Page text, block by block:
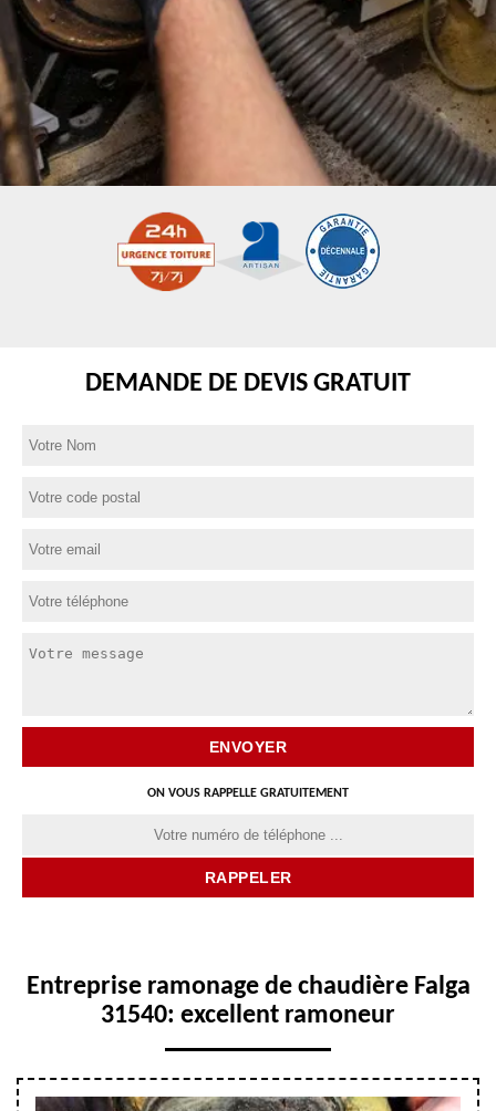
DEMANDE DE DEVIS GRATUIT
ON VOUS RAPPELLE GRATUITEMENT
Entreprise ramonage de chaudière Falga
31540: excellent ramoneur